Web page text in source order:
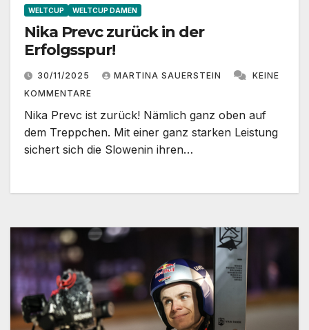
WELTCUP WELTCUP DAMEN
Nika Prevc zurück in der
Erfolgsspur!
30/11/2025 MARTINA SAUERSTEIN
KEINE
KOMMENTARE
Nika Prevc ist zurück! Nämlich ganz oben auf
dem Treppchen. Mit einer ganz starken Leistung
sichert sich die Slowenin ihren…